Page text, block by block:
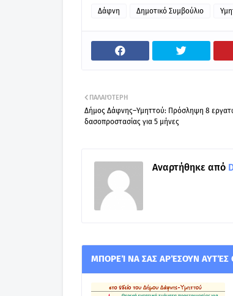
Δάφνη Δημοτικό Συμβούλιο
ΠΑΛΑΙΌΤΕΡΗ
Δήμος Δάφνης–Υμηττού: Πρόσληψη 8
δασοπροστασίας για 5 μήνες
Αναρτήθηκε από
ΜΠΟΡΕΊ ΝΑ ΣΑΣ ΑΡΈΣΟΥΝ ΑΥΤΈΣ